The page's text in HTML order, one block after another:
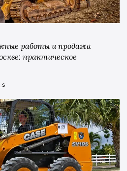
работы и продажа
практическое